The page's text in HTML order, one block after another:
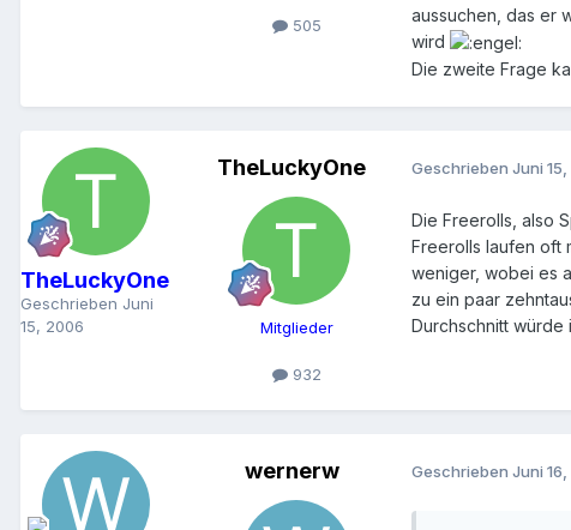
505
aussuchen, das er
wird
Die zweite Frage
TheLuckyOne
Geschrieben Juni
15, 2006
TheLuckyOne
Mitglieder
932
GeschriebenJuni
Die Freerolls, also
Freerolls laufen oft
weniger, wobei es
zu ein paar
Durchschnitt
wernerw GeschriebenJuni